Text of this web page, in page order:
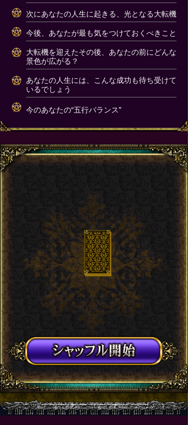
次にあなたの人生に起きる、光となる大転機
今後、あなたが最も気をつけておくべきこと
大転機を迎えたその後、あなたの前にどんな
景色が広がる？
あなたの人生には、こんな成功も待ち受けて
いるでしょう
今のあなたの“五行バランス”